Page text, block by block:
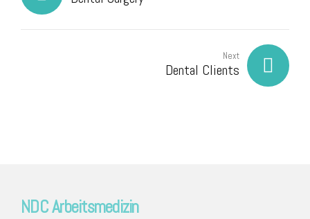
Next
Dental Clients
NDC Arbeitsmedizin